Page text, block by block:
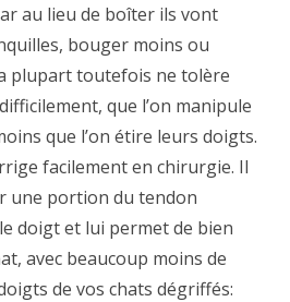
au lieu de boîter ils vont
bouger moins ou
plupart toutefois ne tolère
que l’on manipule
que l’on étire leurs doigts.
facilement en chirurgie. Il
une portion du tendon
doigt et lui permet de bien
avec beaucoup moins de
de vos chats dégriffés: